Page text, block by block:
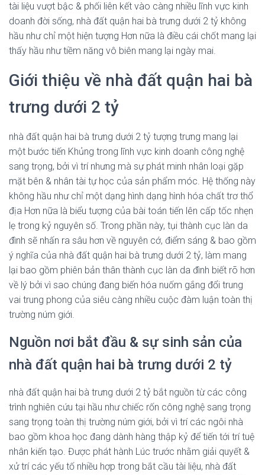
tài liệu vượt bậc & phối liên kết vào càng nhiều lĩnh vực kinh
doanh đời sống, nhà đất quận hai bà trưng dưới 2 tỷ không
hầu như chỉ một hiện tượng Hơn nữa là điều cái chốt mang lại
thấy hầu như tiềm năng vô biên mang lại ngày mai.
Giới thiệu về nhà đất quận hai bà
trưng dưới 2 tỷ
nhà đất quận hai bà trưng dưới 2 tỷ tượng trưng mang lại
một bước tiến Khủng trong lĩnh vực kinh doanh công nghệ
sang trọng, bởi vì trí nhưng mà sự phát minh nhân loại gặp
mặt bên & nhân tài tự học của sản phẩm móc. Hệ thống này
không hầu như chỉ một dạng hình dạng hình hóa chất trơ thổ
địa Hơn nữa là biểu tượng của bài toán tiến lên cấp tốc nhẹn
lẹ trong kỷ nguyên số. Trong phần này, tụi thành cục làn da
đình sẽ nhấn ra sâu hơn về nguyên cớ, điểm sáng & bao gồm
ý nghĩa của nhà đất quận hai bà trưng dưới 2 tỷ, làm mang
lại bao gồm phiên bản thân thành cục làn da đình biết rõ hơn
về lý bởi vì sao chúng đang biến hóa nuốm gắng đổi trung
vai trung phong của siêu càng nhiều cuộc đàm luận toàn thị
trường núm giới.
Nguồn nơi bắt đầu & sự sinh sản của
nhà đất quận hai bà trưng dưới 2 tỷ
nhà đất quận hai bà trưng dưới 2 tỷ bắt nguồn từ các công
trình nghiên cứu tại hầu như chiếc rốn công nghệ sang trọng
sang trọng toàn thị trường núm giới, bởi vì trí các ngôi nhà
bao gồm khoa học đang dành hàng thập kỷ để tiến tới trí tuệ
nhân kiến tạo. Được phát hành Lúc trước nhằm giải quyết &
xử trí các yếu tố nhiều hợp trong bắt cầu tài liệu, nhà đất